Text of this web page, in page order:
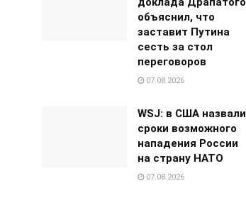
объяснил, что
заставит Путина
сесть за стол
переговоров
07.08.2026
WSJ: в США назвали
сроки возможного
нападения России
на страну НАТО
07.08.2026